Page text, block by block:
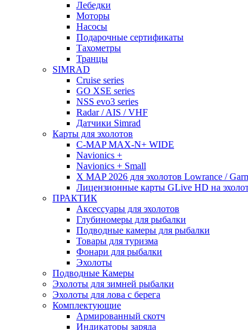
Лебедки
Моторы
Насосы
Подарочные сертификаты
Тахометры
Транцы
SIMRAD
Cruise series
GO XSE series
NSS evo3 series
Radar / AIS / VHF
Датчики Simrad
Карты для эхолотов
C-MAP MAX-N+ WIDE
Navionics +
Navionics + Small
X MAP 2026 для эхолотов Lowrance /
Лицензионные карты GLive HD на
ПРАКТИК
Аксессуары для эхолотов
Глубиномеры для рыбалки
Подводные камеры для рыбалки
Товары для туризма
Фонари для рыбалки
Эхолоты
Подводные Камеры
Эхолоты для зимней рыбалки
Эхолоты для лова с берега
Комплектующие
Армированный скотч
Индикаторы заряда